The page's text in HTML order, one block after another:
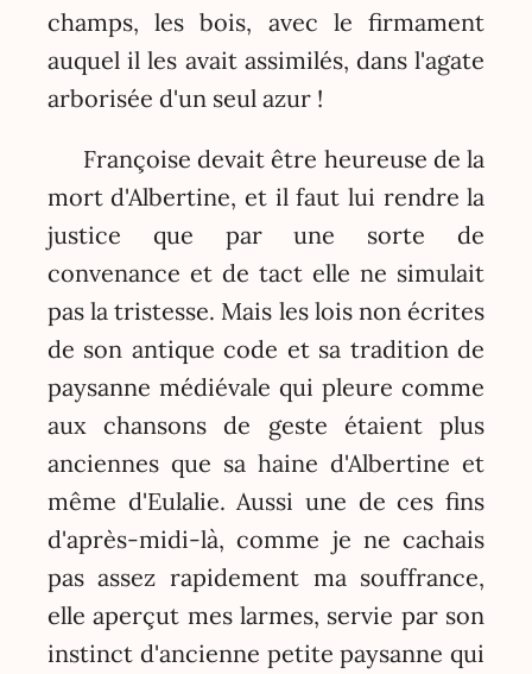
champs, les bois, avec le firmament
auquel il les avait assimilés, dans l'agate
arborisée d'un seul azur !
Françoise devait être heureuse de la
mort d'Albertine, et il faut lui rendre la
justice que par une sorte de
convenance et de tact elle ne simulait
pas la tristesse. Mais les lois non écrites
de son antique code et sa tradition de
paysanne médiévale qui pleure comme
aux chansons de geste étaient plus
anciennes que sa haine d'Albertine et
même d'Eulalie. Aussi une de ces fins
d'après-midi-là, comme je ne cachais
pas assez rapidement ma souffrance,
elle aperçut mes larmes, servie par son
instinct d'ancienne petite paysanne qui